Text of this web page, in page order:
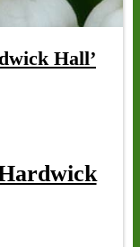
Hall’